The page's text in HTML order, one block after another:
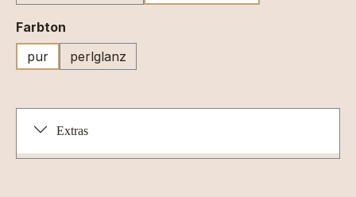
Farbton
pur
perlglanz
Extras